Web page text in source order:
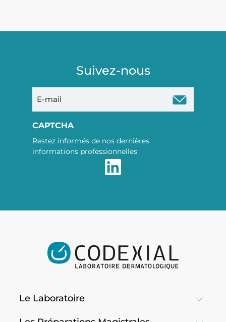
Suivez-nous
mail
CAPTCHA
Restez informés de nos dernières
informations professionnelles
Le Laboratoire